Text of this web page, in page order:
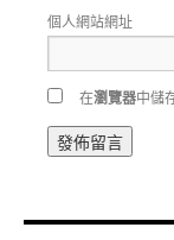
個人網站網址
在瀏覽器中儲